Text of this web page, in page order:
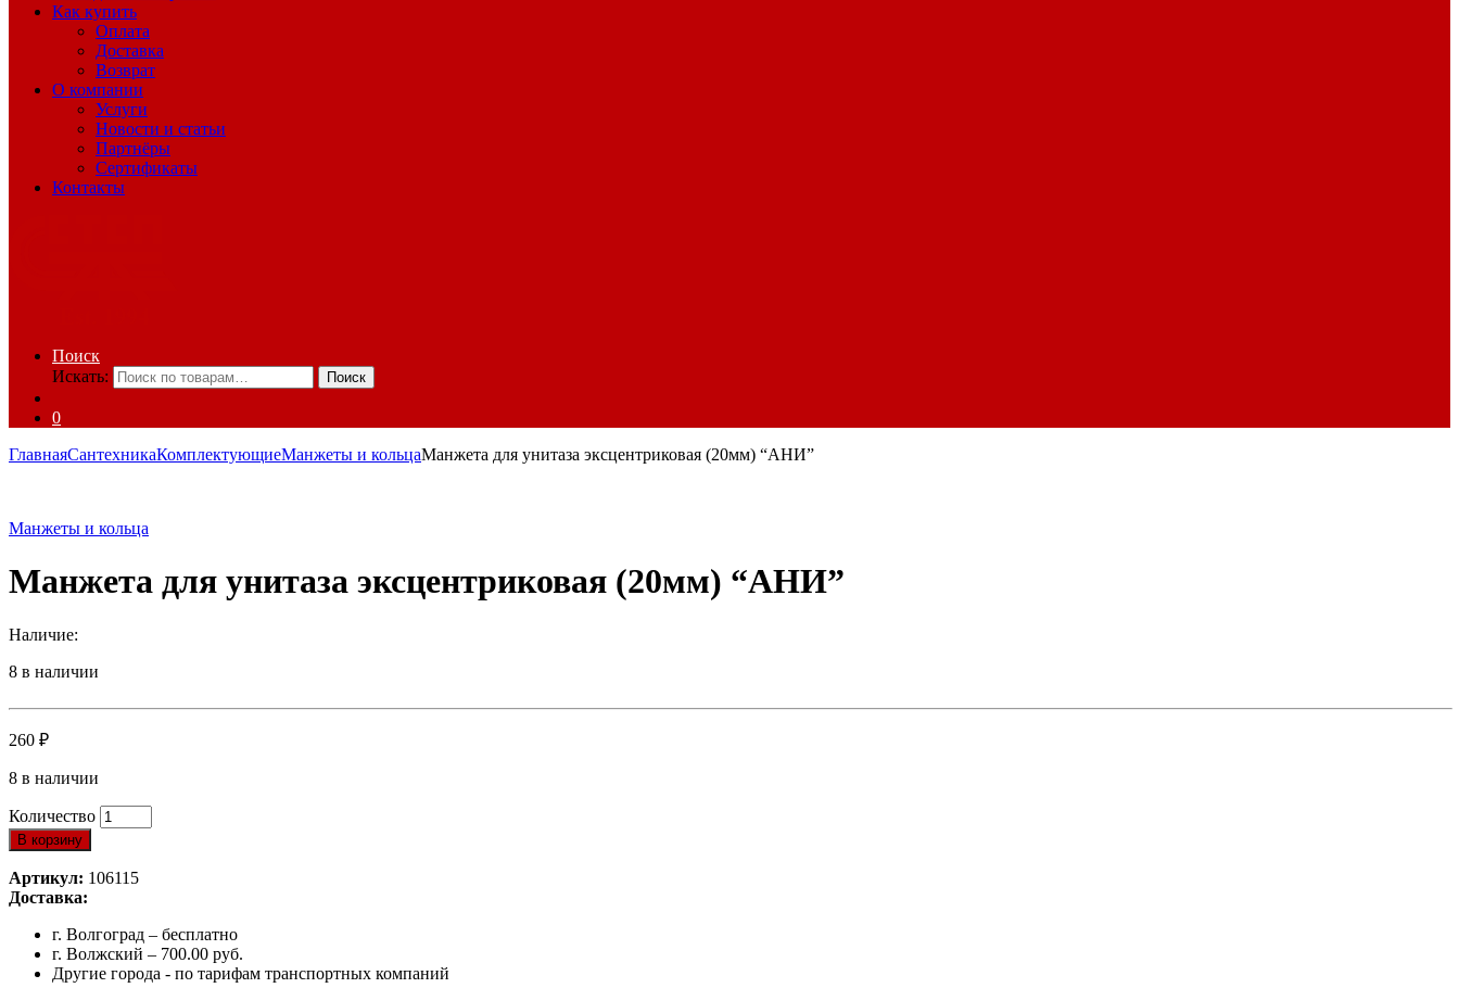
Как купить
Оплата
Доставка
Возврат
О компании
Услуги
Новости и статьи
Партнёры
Сертификаты
Контакты
Поиск
Искать:
Поиск
0
ГлавнаяСантехникаКомплектующиеМанжеты и кольцаМанжета для унитаза эксцентриковая (20мм) “АНИ”
Манжеты и кольца
Манжета для унитаза эксцентриковая (20мм) “АНИ”
Наличие:
8 в наличии
260 ₽
8 в наличии
Количество
В корзину
Артикул: 106115
Доставка:
г. Волгоград – бесплатно
г. Волжский – 700.00 руб.
Другие города - по тарифам транспортных компаний